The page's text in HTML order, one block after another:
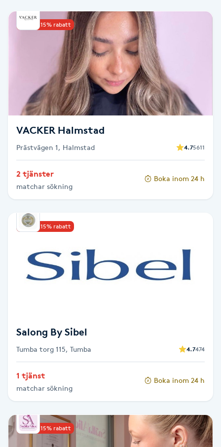
IPL hårborttagning
Japansk massage
K18
Kemisk peeling
Keratinbehandling
Kinesisk medicin
Klippning
Klippning & Slingor
Koppningsmassage
Upp till 15% rabatt
VACKER Halmstad
Prästvägen 1, Halmstad 4.75611
2 tjänster
matchar sökning
Boka inom 24 h
Upp till 15% rabatt
Salong By Sibel
Tumba torg 115, Tumba 4.7474
1 tjänst
matchar sökning
Boka inom 24 h
Upp till 15% rabatt